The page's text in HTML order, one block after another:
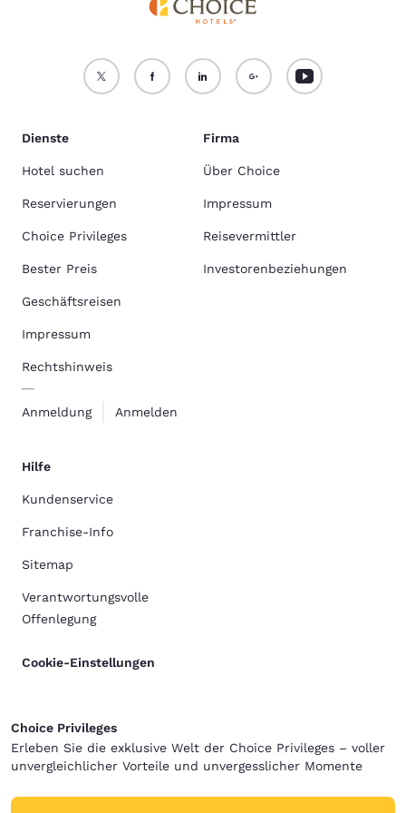
Dienste
Hotel suchen
Reservierungen
Choice Privileges
Bester Preis
Geschäftsreisen
Impressum
Rechtshinweis
Anmeldung Anmelden
Firma
Über Choice
Impressum
Reisevermittler
Investorenbeziehungen
Hilfe
Kundenservice
Franchise-Info
Sitemap
Verantwortungsvolle
Offenlegung
Cookie-Einstellungen
Choice Privileges
Erleben Sie die exklusive Welt der Choice Privileges – voller
unvergleichlicher Vorteile und unvergesslicher Momente